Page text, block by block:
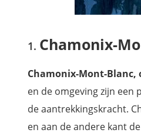
Mis niets tijdens je verblijf
Chamonix-
Chamonix-Mont-Blanc,
en de omgeving zijn
de aantrekkingskracht.
en aan de andere kant